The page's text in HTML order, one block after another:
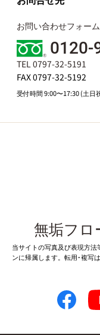
お問い合わせフォーム
0120-
TEL 0797-32-5191
FAX 0797-32-5192
受付時間 9:00〜17:30 (土日
無垢フロ
当サイトの写真及び表現方
ンに帰属します。転用･複写